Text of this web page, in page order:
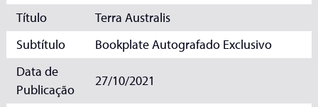
Título
Terra Australis
Subtítulo
Bookplate Autografado Exclusivo
Data de
Publicação
27/10/2021